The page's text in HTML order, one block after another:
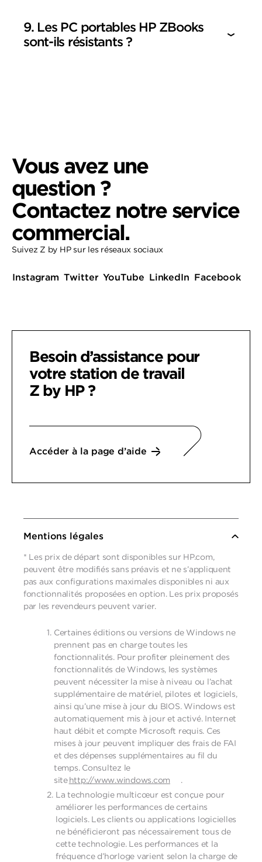
9. Les PC portables HP ZBooks
sont-ils résistants ?
Vous avez une
question ?
Contactez notre service
commercial.
Suivez Z by HP sur les réseaux sociaux
Instagram Twitter YouTube LinkedIn Facebook
Besoin d’assistance pour
votrestation de travail
Z by HP ?
Accéder à la page d’aide
Mentions légales
* Les prix de départ sont disponibles sur HP.com,
peuvent être modifiés sans préavis et ne s’appliquent
pas aux configurations maximales disponibles ni aux
fonctionnalités proposées en option. Les prix proposés
par les revendeurs peuvent varier.
Certaines éditions ou versions de Windows ne
prennent pas en charge toutes les
fonctionnalités. Pour profiter pleinement des
fonctionnalités de Windows, les systèmes
peuvent nécessiter la mise à niveau ou l’achat
supplémentaire de matériel, pilotes et logiciels,
ainsi qu’une mise à jour du BIOS. Windows est
automatiquement mis à jour et activé. Internet
haut débit et compte Microsoft requis. Ces
mises à jour peuvent impliquer des frais de FAI
et des dépenses supplémentaires au fil du
temps. Consultez le
sitehttp://www.windows.com
.
La technologie multicœur est conçue pour
améliorer les performances de certains
logiciels. Les clients ou applications logicielles
ne bénéficieront pas nécessairement tous de
cette technologie. Les performances et la
fréquence d’horloge varient selon la charge de